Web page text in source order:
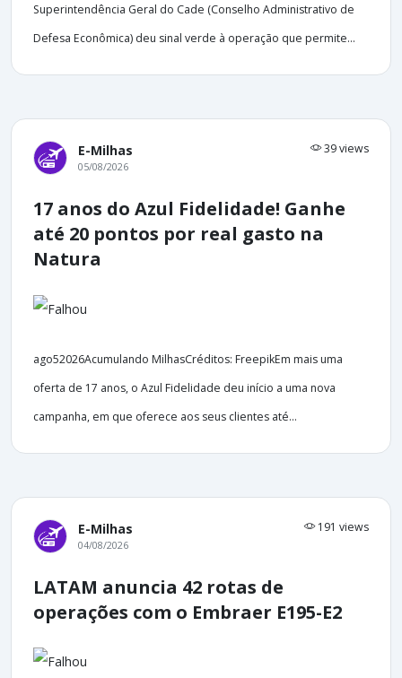
Superintendência Geral do Cade (Conselho Administrativo de
Defesa Econômica) deu sinal verde à operação que permite...
E-Milhas 39 views
05/08/2026
17 anos do Azul Fidelidade! Ganhe
até 20 pontos por real gasto na
Natura
ago52026Acumulando MilhasCréditos: FreepikEm mais uma
oferta de 17 anos, o Azul Fidelidade deu início a uma nova
campanha, em que oferece aos seus clientes até...
E-Milhas 191 views
04/08/2026
LATAM anuncia 42 rotas de
operações com o Embraer E195-E2